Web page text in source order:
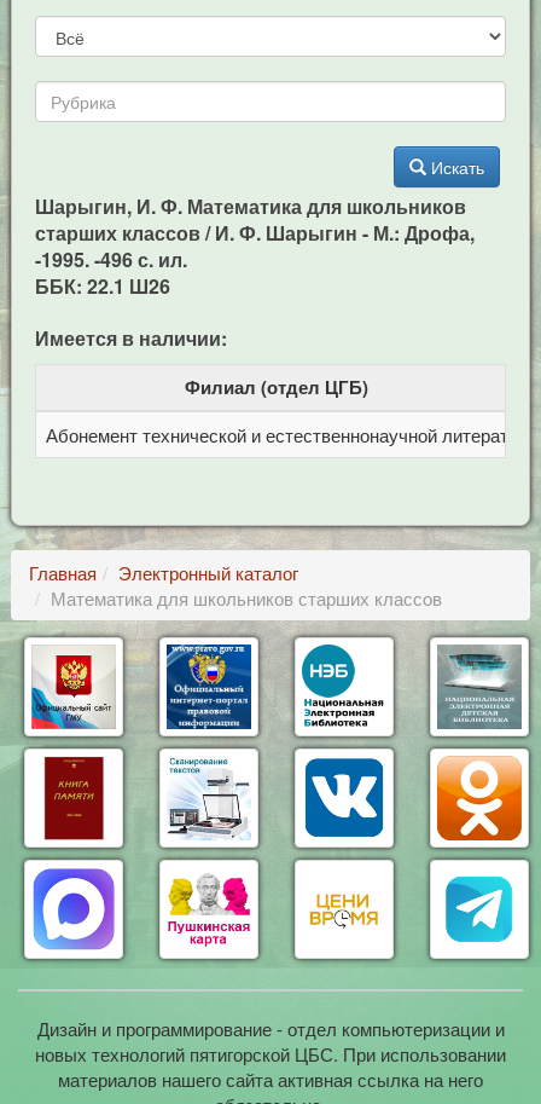
Искать
Шарыгин, И. Ф. Математика для школьников
старших классов / И. Ф. Шарыгин - М.: Дрофа,
-1995. -496 с. ил.
ББК: 22.1 Ш26
Имеется в наличии:
Филиал (отдел ЦГБ)
Абонемент технической и естественнонаучной литерат
Главная
Электронный каталог
Математика для школьников старших классов
Дизайн и программирование - отдел компьютеризации и
новых технологий пятигорской ЦБС. При использовании
материалов нашего сайта активная ссылка на него